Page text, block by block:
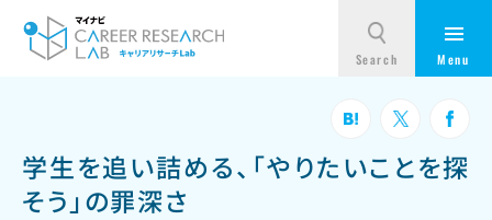
学生を追い詰める、「やりたいことを探
そう」の罪深さ